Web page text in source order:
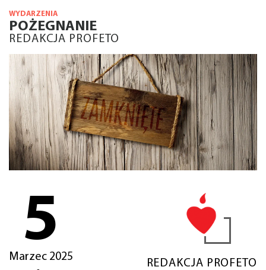
WYDARZENIA
POŻEGNANIE
REDAKCJA PROFETO
5
Marzec 2025
REDAKCJA PROFETO